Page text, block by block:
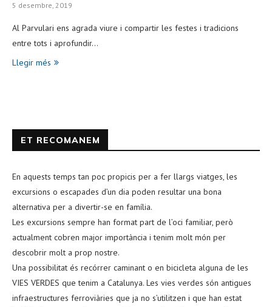
5 desembre, 2019
Al Parvulari ens agrada viure i compartir les festes i tradicions
entre tots i aprofundir…
Llegir més
ET RECOMANEM
En aquests temps tan poc propicis per a fer llargs viatges, les
excursions o escapades d’un dia poden resultar una bona
alternativa per a divertir-se en família.
Les excursions sempre han format part de l’oci familiar, però
actualment cobren major importància i tenim molt món per
descobrir molt a prop nostre.
Una possibilitat és recórrer caminant o en bicicleta alguna de les
VIES VERDES que tenim a Catalunya. Les vies verdes són antigues
infraestructures ferroviàries que ja no s’utilitzen i que han estat